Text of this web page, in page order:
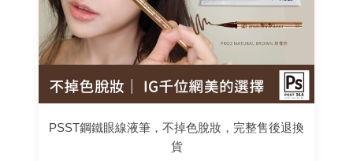
PSST鋼鐵眼線液筆，不掉色脫妝，完整售後退換
貨